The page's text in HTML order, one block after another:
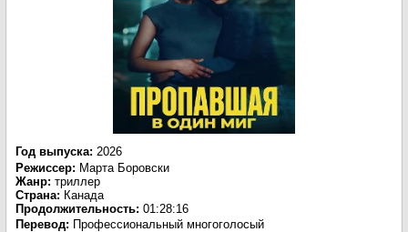
Год выпуска: 2026
Режиссер: Марта Боровски
Жанр: триллер
Страна: Канада
Продолжительность: 01:28:16
Перевод: Профессиональный многоголосый